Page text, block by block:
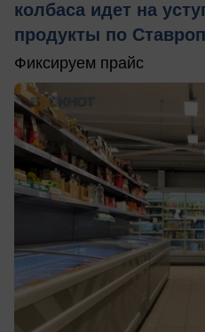
колбаса идет на
продукты по
Фиксируем прайс